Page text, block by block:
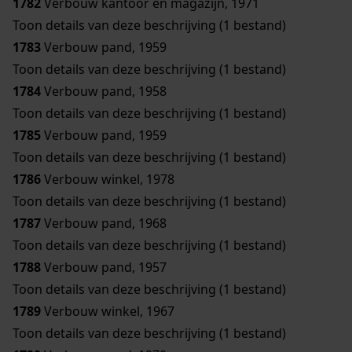
Toon details van deze beschrijving (1 bestand)
1783Verbouw pand, 1959
Toon details van deze beschrijving (1 bestand)
1784Verbouw pand, 1958
Toon details van deze beschrijving (1 bestand)
1785Verbouw pand, 1959
Toon details van deze beschrijving (1 bestand)
1786Verbouw winkel, 1978
Toon details van deze beschrijving (1 bestand)
1787Verbouw pand, 1968
Toon details van deze beschrijving (1 bestand)
1788Verbouw pand, 1957
Toon details van deze beschrijving (1 bestand)
1789Verbouw winkel, 1967
Toon details van deze beschrijving (1 bestand)